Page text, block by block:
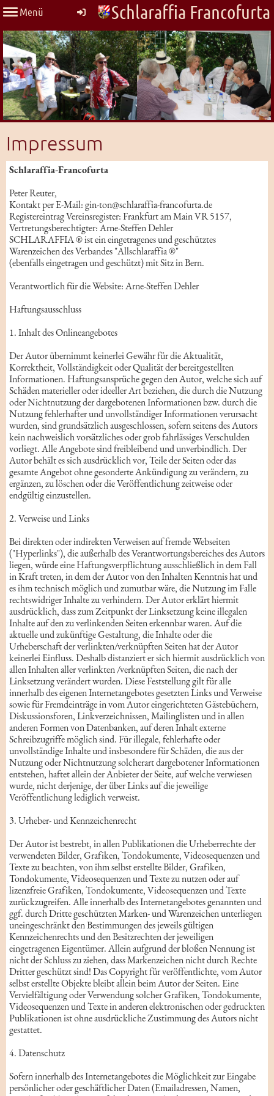
Menü Schlaraffia Francofurta
Impressum
Schlaraffia-Francofurta
Peter Reuter,
Kontakt per E-Mail: gin-ton@schlaraffia-francofurta.de
Registereintrag Vereinsregister: Frankfurt am Main VR 5157,
Vertretungsberechtigter: Arne-Steffen Dehler
SCHLARAFFIA ® ist ein eingetragenes und geschütztes
Warenzeichen des Verbandes "Allschlaraffia ®"
(ebenfalls eingetragen und geschützt) mit Sitz in Bern.
Verantwortlich für die Website: Arne-Steffen Dehler
Haftungsausschluss
1. Inhalt des Onlineangebotes
Der Autor übernimmt keinerlei Gewähr für die Aktualität,
Korrektheit, Vollständigkeit oder Qualität der bereitgestellten
Informationen. Haftungsansprüche gegen den Autor, welche sich auf
Schäden materieller oder ideeller Art beziehen, die durch die Nutzung
oder Nichtnutzung der dargebotenen Informationen bzw. durch die
Nutzung fehlerhafter und unvollständiger Informationen verursacht
wurden, sind grundsätzlich ausgeschlossen, sofern seitens des Autors
kein nachweislich vorsätzliches oder grob fahrlässiges Verschulden
vorliegt. Alle Angebote sind freibleibend und unverbindlich. Der
Autor behält es sich ausdrücklich vor, Teile der Seiten oder das
gesamte Angebot ohne gesonderte Ankündigung zu verändern, zu
ergänzen, zu löschen oder die Veröffentlichung zeitweise oder
endgültig einzustellen.
2. Verweise und Links
Bei direkten oder indirekten Verweisen auf fremde Webseiten
("Hyperlinks"), die außerhalb des Verantwortungsbereiches des Autors
liegen, würde eine Haftungsverpflichtung ausschließlich in dem Fall
in Kraft treten, in dem der Autor von den Inhalten Kenntnis hat und
es ihm technisch möglich und zumutbar wäre, die Nutzung im Falle
rechtswidriger Inhalte zu verhindern. Der Autor erklärt hiermit
ausdrücklich, dass zum Zeitpunkt der Linksetzung keine illegalen
Inhalte auf den zu verlinkenden Seiten erkennbar waren. Auf die
aktuelle und zukünftige Gestaltung, die Inhalte oder die
Urheberschaft der verlinkten/verknüpften Seiten hat der Autor
keinerlei Einfluss. Deshalb distanziert er sich hiermit ausdrücklich von
allen Inhalten aller verlinkten /verknüpften Seiten, die nach der
Linksetzung verändert wurden. Diese Feststellung gilt für alle
innerhalb des eigenen Internetangebotes gesetzten Links und Verweise
sowie für Fremdeinträge in vom Autor eingerichteten Gästebüchern,
Diskussionsforen, Linkverzeichnissen, Mailinglisten und in allen
anderen Formen von Datenbanken, auf deren Inhalt externe
Schreibzugriffe möglich sind. Für illegale, fehlerhafte oder
unvollständige Inhalte und insbesondere für Schäden, die aus der
Nutzung oder Nichtnutzung solcherart dargebotener Informationen
entstehen, haftet allein der Anbieter der Seite, auf welche verwiesen
wurde, nicht derjenige, der über Links auf die jeweilige
Veröffentlichung lediglich verweist.
3. Urheber- und Kennzeichenrecht
Der Autor ist bestrebt, in allen Publikationen die Urheberrechte der
verwendeten Bilder, Grafiken, Tondokumente, Videosequenzen und
Texte zu beachten, von ihm selbst erstellte Bilder, Grafiken,
Tondokumente, Videosequenzen und Texte zu nutzen oder auf
lizenzfreie Grafiken, Tondokumente, Videosequenzen und Texte
zurückzugreifen. Alle innerhalb des Internetangebotes genannten und
ggf. durch Dritte geschützten Marken- und Warenzeichen unterliegen
uneingeschränkt den Bestimmungen des jeweils gültigen
Kennzeichenrechts und den Besitzrechten der jeweiligen
eingetragenen Eigentümer. Allein aufgrund der bloßen Nennung ist
nicht der Schluss zu ziehen, dass Markenzeichen nicht durch Rechte
Dritter geschützt sind! Das Copyright für veröffentlichte, vom Autor
selbst erstellte Objekte bleibt allein beim Autor der Seiten. Eine
Vervielfältigung oder Verwendung solcher Grafiken, Tondokumente,
Videosequenzen und Texte in anderen elektronischen oder gedruckten
Publikationen ist ohne ausdrückliche Zustimmung des Autors nicht
gestattet.
4. Datenschutz
Sofern innerhalb des Internetangebotes die Möglichkeit zur Eingabe
persönlicher oder geschäftlicher Daten (Emailadressen, Namen,